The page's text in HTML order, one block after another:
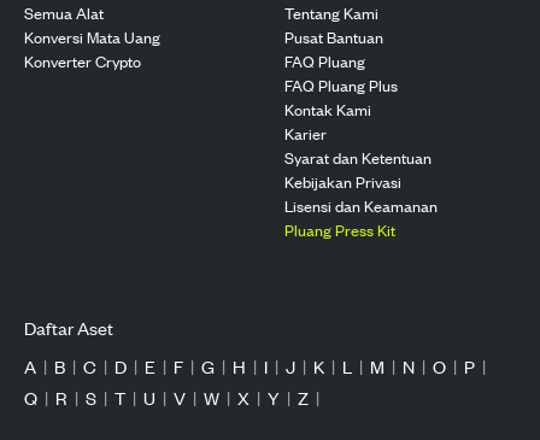
Semua Alat
Konversi Mata Uang
Konverter Crypto
Tentang Kami
Pusat Bantuan
FAQ Pluang
FAQ Pluang Plus
Kontak Kami
Karier
Syarat dan Ketentuan
Kebijakan Privasi
Lisensi dan Keamanan
Pluang Press Kit
Daftar Aset
A | B | C | D | E | F | G | H | I | J | K | L | M | N | O | P |
Q | R | S | T | U | V | W | X | Y | Z |